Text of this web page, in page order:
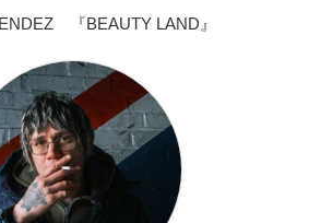
『BEAUTY LAND』